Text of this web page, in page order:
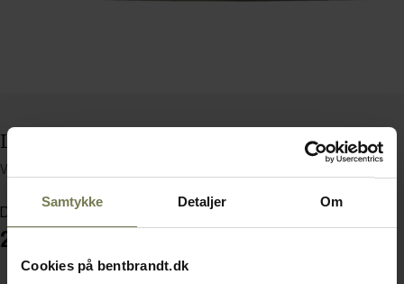
Samtykke Detaljer Om
Cookies på bentbrandt.dk
Låg til 15 ltr. spand med bundring
Varenummer: 30915315
Din pris (ekskl. moms)
220,00 kr./stk.